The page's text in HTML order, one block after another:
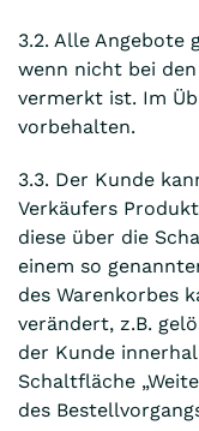
3.2. Alle Angebote
wenn nicht bei
vermerkt ist. Im
vorbehalten.
3.3. Der Kunde
Verkäufers
diese über die
einem so
des Warenkorbes
verändert, z.B.
der Kunde
Schaltfläche
des